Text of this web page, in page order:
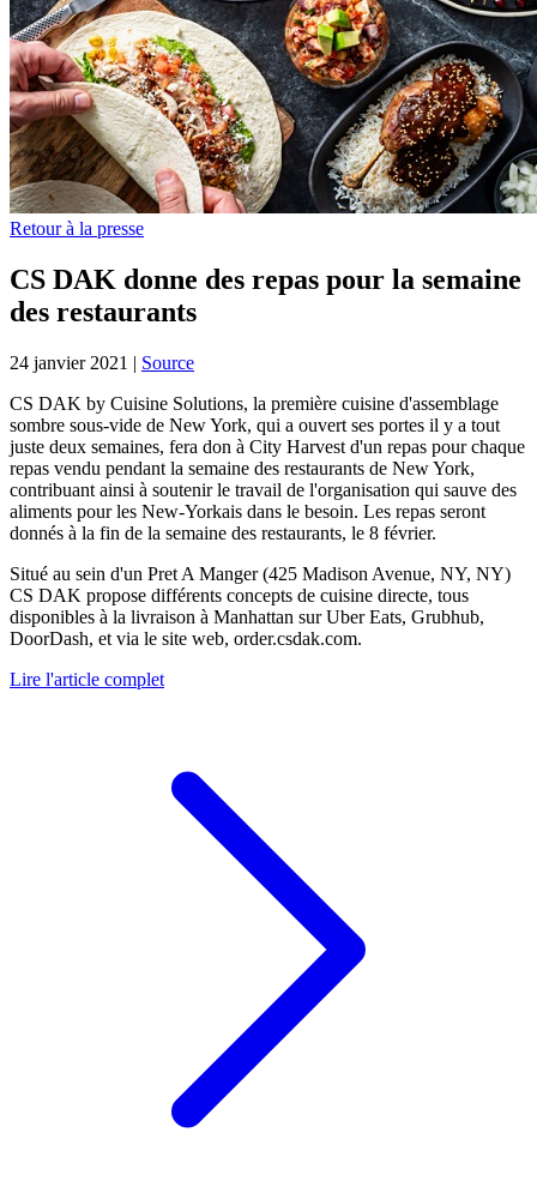
Retour à la presse
CS DAK donne des repas pour la semaine
des restaurants
24 janvier 2021 | Source
CS DAK by Cuisine Solutions, la première cuisine d'assemblage
sombre sous-vide de New York, qui a ouvert ses portes il y a tout
juste deux semaines, fera don à City Harvest d'un repas pour chaque
repas vendu pendant la semaine des restaurants de New York,
contribuant ainsi à soutenir le travail de l'organisation qui sauve des
aliments pour les New-Yorkais dans le besoin. Les repas seront
donnés à la fin de la semaine des restaurants, le 8 février.
Situé au sein d'un Pret A Manger (425 Madison Avenue, NY, NY)
CS DAK propose différents concepts de cuisine directe, tous
disponibles à la livraison à Manhattan sur Uber Eats, Grubhub,
DoorDash, et via le site web, order.csdak.com.
Lire l'article complet